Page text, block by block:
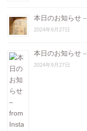
本日のお知らせ
2024年9月27日
本日のお知らせ
2024年9月27日